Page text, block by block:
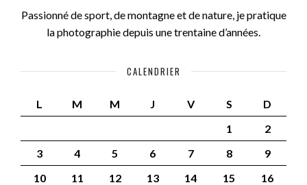
Passionné de sport, de montagne et de nature, je pratique
la photographie depuis une trentaine d’années.
CALENDRIER
L M M J V S
D
1
2
3
4 5 6 7 8
9
10
11 12 13 14 15
16